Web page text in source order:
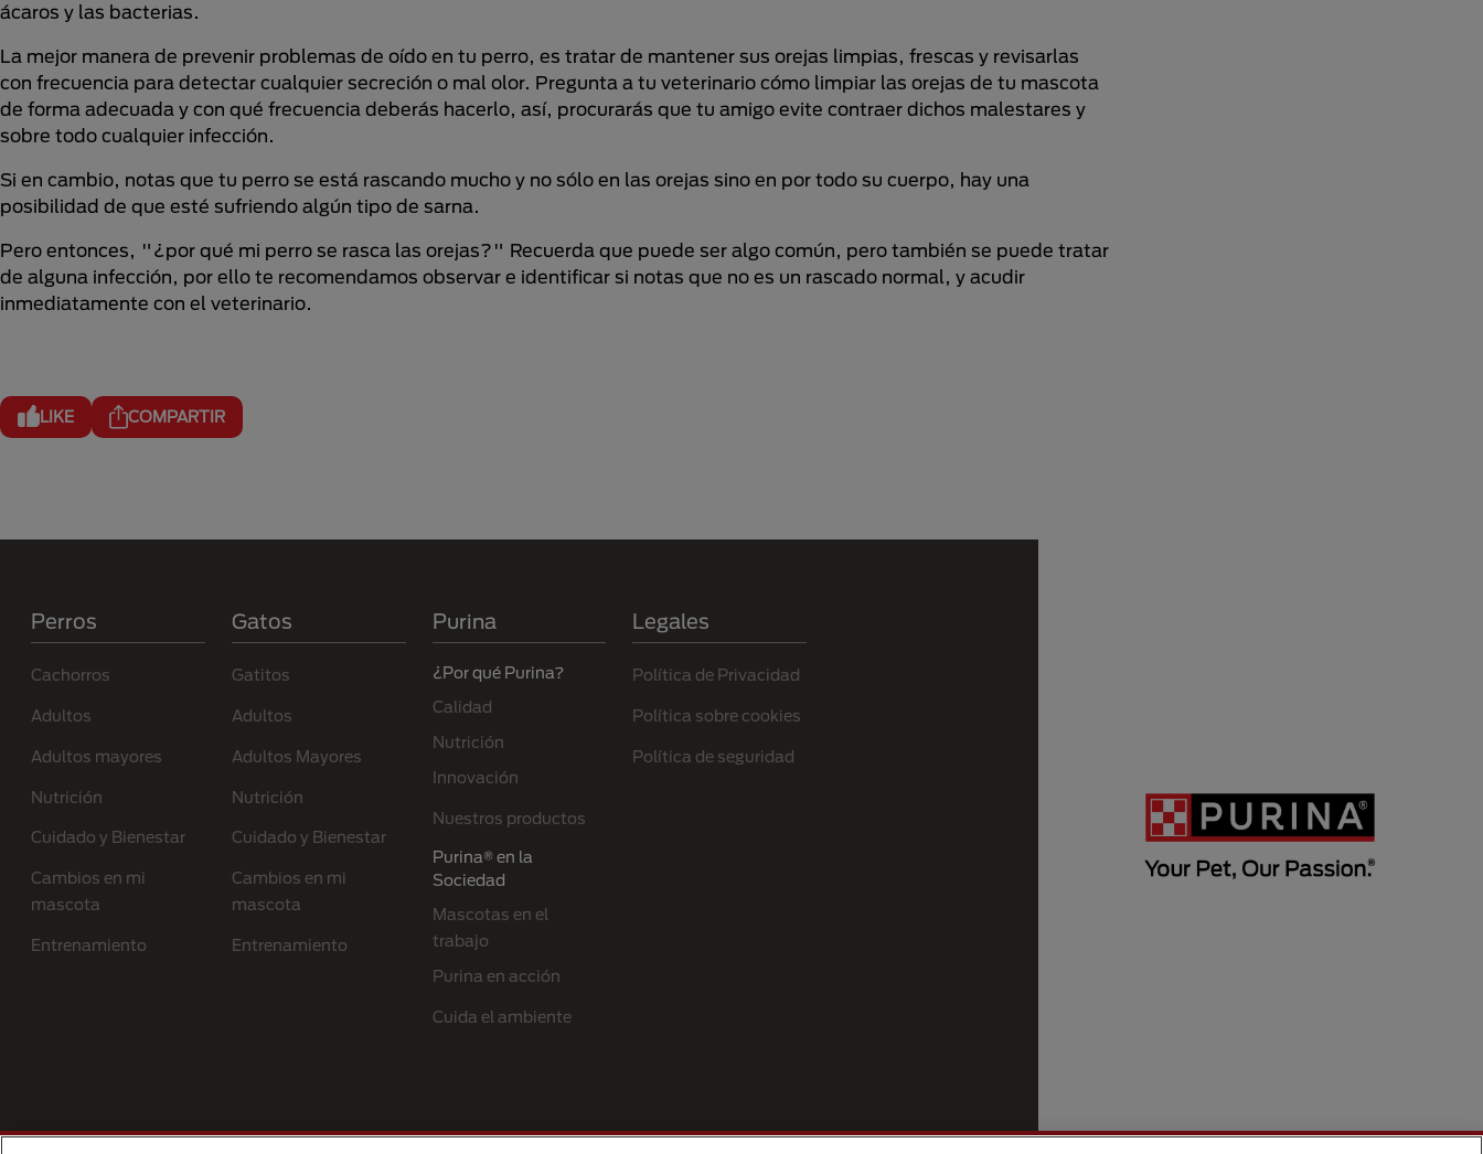
ácaros y las bacterias.
La mejor manera de prevenir problemas de oído en tu perro, es tratar de mantener sus orejas limpias, frescas y revisarlas
con frecuencia para detectar cualquier secreción o mal olor. Pregunta a tu veterinario cómo limpiar las orejas de tu mascota
de forma adecuada y con qué frecuencia deberás hacerlo, así, procurarás que tu amigo evite contraer dichos malestares y
sobre todo cualquier infección.
Si en cambio, notas que tu perro se está rascando mucho y no sólo en las orejas sino en por todo su cuerpo, hay una
posibilidad de que esté sufriendo algún tipo de sarna.
Pero entonces, "¿por qué mi perro se rasca las orejas?" Recuerda que puede ser algo común, pero también se puede tratar
de alguna infección, por ello te recomendamos observar e identificar si notas que no es un rascado normal, y acudir
inmediatamente con el veterinario.
LIKE COMPARTIR
Perros
Cachorros
Adultos
Adultos mayores
Nutrición
Cuidado y Bienestar
Cambios en mi
mascota
Entrenamiento
Gatos
Gatitos
Adultos
Adultos Mayores
Nutrición
Cuidado y Bienestar
Cambios en mi
mascota
Entrenamiento
Purina
¿Por qué Purina?
Calidad
Nutrición
Innovación
Nuestros productos
Purina® en la
Sociedad
Mascotas en el
trabajo
Purina en acción
Cuida el ambiente
Legales
Política de Privacidad
Política sobre cookies
Política de seguridad